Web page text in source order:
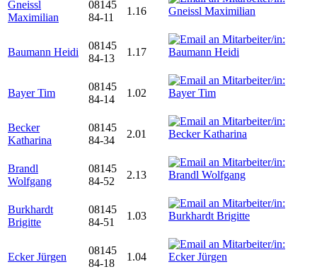
Gneissl
Maximilian
08145
84-11
1.16
Baumann Heidi
08145
84-13
1.17
Bayer Tim
08145
84-14
1.02
Becker
Katharina
08145
84-34
2.01
Brandl
Wolfgang
08145
84-52
2.13
Burkhardt
Brigitte
08145
84-51
1.03
Ecker Jürgen
08145
84-18
1.04